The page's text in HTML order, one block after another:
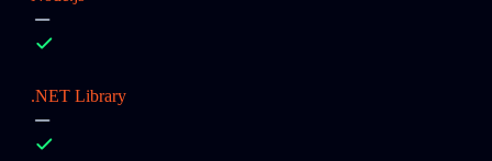
.NET Library